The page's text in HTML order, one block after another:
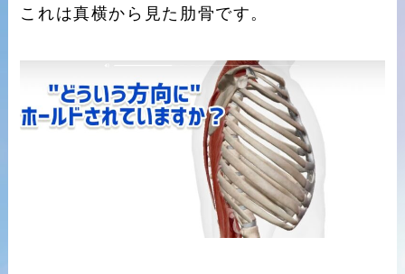
これは真横から見た肋骨です。